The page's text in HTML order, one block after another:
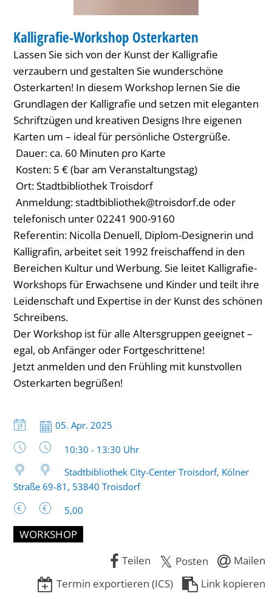
KATEGORIE: BIBLIOTHEK
Kalligrafie-Workshop Osterkarten
Lassen Sie sich von der Kunst der Kalligrafie
verzaubern und gestalten Sie wunderschöne
Osterkarten! In diesem Workshop lernen Sie die
Grundlagen der Kalligrafie und setzen mit eleganten
Schriftzügen und kreativen Designs Ihre eigenen
Karten um – ideal für persönliche Ostergrüße.
Dauer: ca. 60 Minuten pro Karte
Kosten: 5 € (bar am Veranstaltungstag)
Ort: Stadtbibliothek Troisdorf
Anmeldung: stadtbibliothek@troisdorf.de oder
telefonisch unter 02241 900-9160
Referentin: Nicolla Denuell, Diplom-Designerin und
Kalligrafin, arbeitet seit 1992 freischaffend in den
Bereichen Kultur und Werbung. Sie leitet Kalligrafie-
Workshops für Erwachsene und Kinder und teilt ihre
Leidenschaft und Expertise in der Kunst des schönen
Schreibens.
Der Workshop ist für alle Altersgruppen geeignet –
egal, ob Anfänger oder Fortgeschrittene!
Jetzt anmelden und den Frühling mit kunstvollen
Osterkarten begrüßen!
Datum:
05. Apr. 2025
Uhrzeit:
10:30 - 13:30 Uhr
Stadtbibliothek City-Center Troisdorf, Kölner
Straße 69-81, 53840 Troisdorf
5,00
WORKSHOP
Teilen
Posten
Mailen
Termin exportieren (ICS)
Link kopieren